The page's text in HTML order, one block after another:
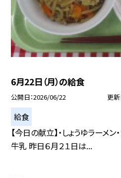
6月22日（月）の給食
公開日 2026/06/22 更
給食
【今日の献立】・しょうゆラーメ
牛乳 昨日６月２１日は...